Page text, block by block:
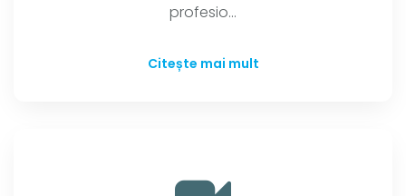
profesio...
Citește mai mult